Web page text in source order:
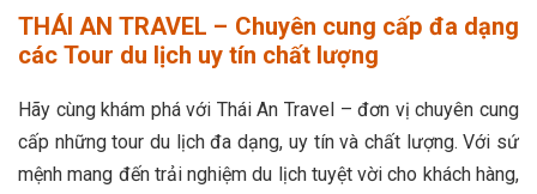
THÁI AN TRAVEL – Chuyên cung cấp đa dạng
các Tour du lịch uy tín chất lượng
Hãy cùng khám phá với Thái An Travel – đơn vị chuyên cung
cấp những tour du lịch đa dạng, uy tín và chất lượng. Với sứ
mệnh mang đến trải nghiệm du lịch tuyệt vời cho khách hàng,